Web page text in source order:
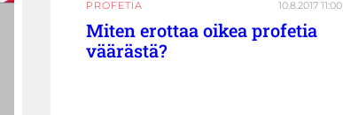
PROFETIA 10.8.2017 11:00
Miten erottaa oikea profetia
väärästä?